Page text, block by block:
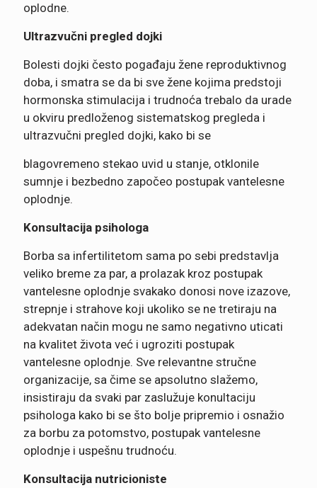
oplodne.
Ultrazvučni pregled dojki
Bolesti dojki često pogađaju žene reproduktivnog
doba, i smatra se da bi sve žene kojima predstoji
hormonska stimulacija i trudnoća trebalo da urade
u okviru predloženog sistematskog pregleda i
ultrazvučni pregled dojki, kako bi se
blagovremeno stekao uvid u stanje, otklonile
sumnje i bezbedno započeo postupak vantelesne
oplodnje.
Konsultacija psihologa
Borba sa infertilitetom sama po sebi predstavlja
veliko breme za par, a prolazak kroz postupak
vantelesne oplodnje svakako donosi nove izazove,
strepnje i strahove koji ukoliko se ne tretiraju na
adekvatan način mogu ne samo negativno uticati
na kvalitet života već i ugroziti postupak
vantelesne oplodnje. Sve relevantne stručne
organizacije, sa čime se apsolutno slažemo,
insistiraju da svaki par zaslužuje konultaciju
psihologa kako bi se što bolje pripremio i osnažio
za borbu za potomstvo, postupak vantelesne
oplodnje i uspešnu trudnoću.
Konsultacija nutricioniste